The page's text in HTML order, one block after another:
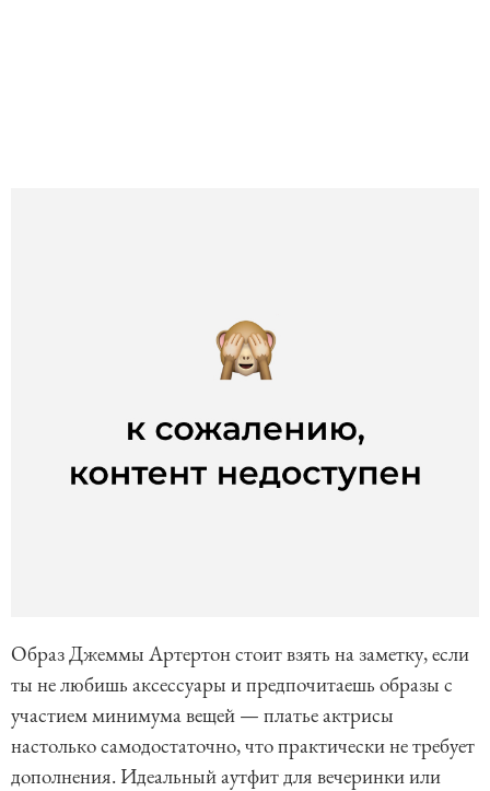
Образ Джеммы Артертон стоит взять на заметку, если
ты не любишь аксессуары и предпочитаешь образы с
участием минимума вещей — платье актрисы
настолько самодостаточно, что практически не требует
дополнения. Идеальный аутфит для вечеринки или